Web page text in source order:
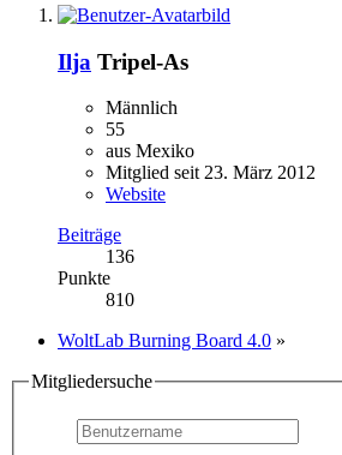
Ilja Tripel-As
Männlich
55
aus Mexiko
Mitglied seit 23. März 2012
Website
Beiträge
136
Punkte
810
WoltLab Burning Board 4.0 »
Mitgliedersuche